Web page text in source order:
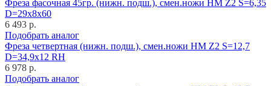
Фреза фасочная 45гр. (нижн. подш.), смен.ножи HM Z2 S=6,35
D=29x8x60
6 493 р.
Подобрать аналог
Фреза четвертная (нижн. подш.), смен.ножи HM Z2 S=12,7
D=34,9x12 RH
6 978 р.
Подобрать аналог